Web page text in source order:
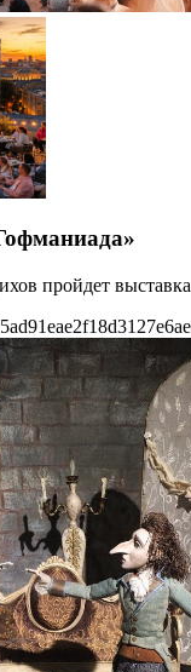
пройдет